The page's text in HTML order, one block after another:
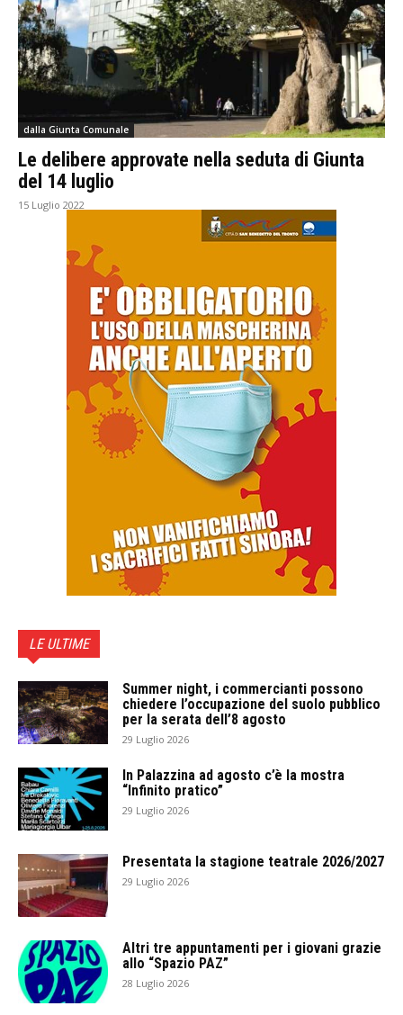
dalla Giunta Comunale
Le delibere approvate nella seduta di Giunta
del 14 luglio
15 Luglio 2022
LE ULTIME
Summer night, i commercianti possono
chiedere l’occupazione del suolo pubblico
per la serata dell’8 agosto
29 Luglio 2026
In Palazzina ad agosto c’è la mostra
“Infinito pratico”
29 Luglio 2026
Presentata la stagione teatrale 2026/2027
29 Luglio 2026
Altri tre appuntamenti per i giovani grazie
allo “Spazio PAZ”
28 Luglio 2026